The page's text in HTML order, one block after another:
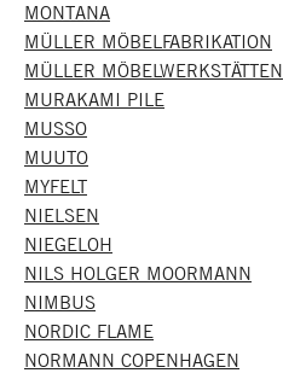
MONTANA
MÜLLER MÖBELFABRIKATION
MÜLLER MÖBELWERKSTÄTTEN
MURAKAMI PILE
MUSSO
MUUTO
MYFELT
NIELSEN
NIEGELOH
NILS HOLGER MOORMANN
NIMBUS
NORDIC FLAME
NORMANN COPENHAGEN